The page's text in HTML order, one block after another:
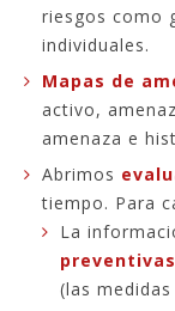
riesgos como
individuales.
Mapas de
activo,
amenaza e
Abrimos
tiempo. Para
La
(las